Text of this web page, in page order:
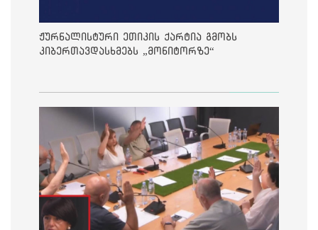
ჟურნალისტური ეთიკის ქარტია გმობს
კიბერთავდასხმებს „მონიტორზე“